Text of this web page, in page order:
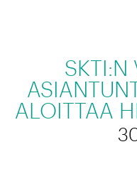
SKTI:N
ALOITTAA